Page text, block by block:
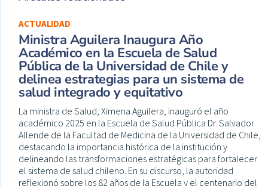
ACTUALIDAD
Ministra Aguilera Inaugura Año
Académico en la Escuela de Salud
Pública de la Universidad de Chile y
delinea estrategias para un sistema de
salud integrado y equitativo
La ministra de Salud, Ximena Aguilera, inauguró el año
académico 2025 en la Escuela de Salud Pública Dr. Salvador
Allende de la Facultad de Medicina de la Universidad de Chile,
destacando la importancia histórica de la institución y
delineando las transformaciones estratégicas para fortalecer
el sistema de salud chileno. En su discurso, la autoridad
reflexionó sobre los 82 años de la Escuela y el centenario del